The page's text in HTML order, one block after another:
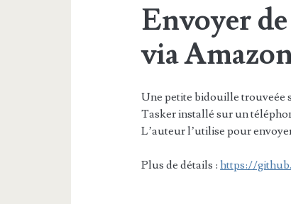
Envoyer
via
Une petite bidouille trouveée
Tasker installé sur un
L’auteur l’utilise pour
Plus de détails :https://